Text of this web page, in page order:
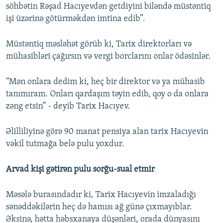
söhbətin Rəşad Hacıyevdən getdiyini biləndə müstəntiq
işi üzərinə götürməkdən imtina edib”.
Müstəntiq məsləhət görüb ki, Tarix direktorları və
mühasibləri çağırsın və vergi borclarını onlar ödəsinlər.
“Mən onlara dedim ki, heç bir direktor və ya mühasib
tanımıram. Onları qardaşım təyin edib, qoy o da onlara
zəng etsin” - deyib Tarix Hacıyev.
Əlilliliyinə görə 90 manat pensiya alan tarix Hacıyevin
vəkil tutmağa belə pulu yoxdur.
Arvad kişi gətirən pulu sorğu-sual etmir
Məsələ burasındadır ki, Tarix Hacıyevin imzaladığı
sənəddəkilərin heç də hamısı ağ günə çıxmayıblar.
Əksinə, hətta həbsxanaya düşənləri, orada dünyasını